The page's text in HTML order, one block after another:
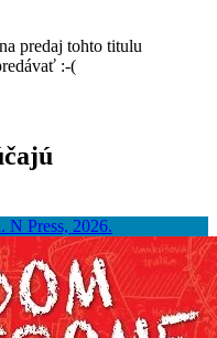
predaj tohto titulu
:-(